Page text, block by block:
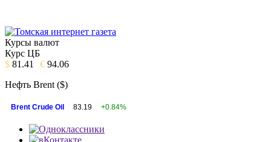
Курсы валют
Курс ЦБ
$ 81.41 € 94.06
Нефть Brent ($)
Brent Crude Oil 83.19 +0.84%